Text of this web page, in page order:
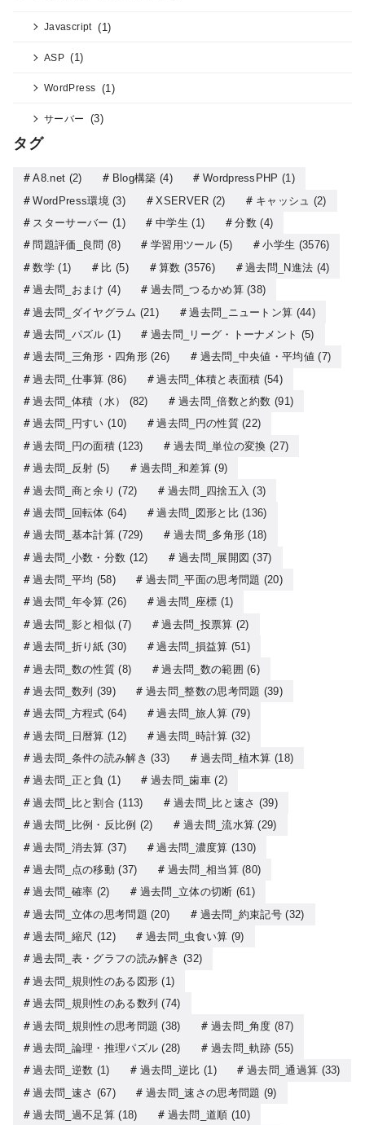
Javascript (1)
ASP (1)
WordPress (1)
サーバー (3)
タグ
A8.net (2) Blog構築 (4) WordpressPHP (1)
WordPress環境 (3) XSERVER (2) キャッシュ (2)
スターサーバー (1) 中学生 (1) 分数(4)
問題評価_良問 (8) 学習用ツール(5) 小学生 (3576)
数学(1) 比 (5) 算数 (3576) 過去問_N進法 (4)
過去問_おまけ (4) 過去問_つるかめ算(38)
過去問_ダイヤグラム (21) 過去問_ニュートン算 (44)
過去問_パズル (1) 過去問_リーグ・トーナメント (5)
過去問_三角形・四角形(26) 過去問_中央値・平均値 (7)
過去問_仕事算 (86) 過去問_体積と表面積 (54)
過去問_体積（水）
(82) 過去問_倍数と約数 (91)
過去問_円すい (10) 過去問_円の性質(22)
過去問_円の面積(123) 過去問_単位の変換 (27)
過去問_反射 (5) 過去問_和差算(9)
過去問_商と余り (72) 過去問_四捨五入 (3)
過去問_回転体 (64) 過去問_図形と比(136)
過去問_基本計算(729) 過去問_多角形 (18)
過去問_小数・分数 (12) 過去問_展開図 (37)
過去問_平均 (58) 過去問_平面の思考問題 (20)
過去問_年令算 (26) 過去問_座標 (1)
過去問_影と相似 (7) 過去問_投票算 (2)
過去問_折り紙 (30) 過去問_損益算 (51)
過去問_数の性質(8) 過去問_数の範囲 (6)
過去問_数列 (39) 過去問_整数の思考問題 (39)
過去問_方程式 (64) 過去問_旅人算 (79)
過去問_日暦算 (12) 過去問_時計算 (32)
過去問_条件の読み解き (33) 過去問_植木算 (18)
過去問_正と負 (1) 過去問_歯車(2)
過去問_比と割合(113) 過去問_比と速さ (39)
過去問_比例・反比例 (2) 過去問_流水算 (29)
過去問_消去算 (37) 過去問_濃度算 (130)
過去問_点の移動(37) 過去問_相当算(80)
過去問_確率 (2) 過去問_立体の切断 (61)
過去問_立体の思考問題 (20) 過去問_約束記号 (32)
過去問_縮尺 (12) 過去問_虫食い算 (9)
過去問_表・グラフの読み解き (32)
過去問_規則性のある図形 (1)
過去問_規則性のある数列 (74)
過去問_規則性の思考問題 (38) 過去問_角度 (87)
過去問_論理・推理パズル (28) 過去問_軌跡 (55)
過去問_逆数 (1) 過去問_逆比 (1) 過去問_通過算 (33)
過去問_速さ (67) 過去問_速さの思考問題 (9)
過去問_過不足算(18) 過去問_道順 (10)